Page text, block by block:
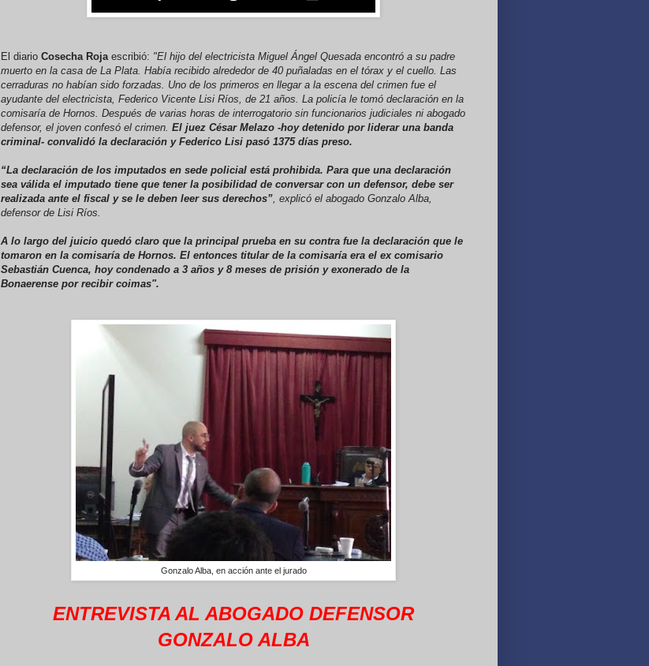
El diario Cosecha Roja escribió: "El hijo del electricista Miguel Ángel Quesada encontró a su padre
muerto en la casa de La Plata. Había recibido alrededor de 40 puñaladas en el tórax y el cuello. Las
cerraduras no habían sido forzadas. Uno de los primeros en llegar a la escena del crimen fue el
ayudante del electricista, Federico Vicente Lisi Ríos, de 21 años. La policía le tomó declaración en la
comisaría de Hornos. Después de varias horas de interrogatorio sin funcionarios judiciales ni abogado
defensor, el joven confesó el crimen. El juez César Melazo -hoy detenido por liderar una banda
criminal- convalidó la declaración y Federico Lisi pasó 1375 días preso.
“La declaración de los imputados en sede policial está prohibida. Para que una declaración
sea válida el imputado tiene que tener la posibilidad de conversar con un defensor, debe ser
realizada ante el fiscal y se le deben leer sus derechos” , explicó el abogado Gonzalo Alba,
defensor de Lisi Ríos.
A lo largo del juicio quedó claro que la principal prueba en su contra fue la declaración que le
tomaron en la comisaría de Hornos. El entonces titular de la comisaría era el ex comisario
Sebastián Cuenca, hoy condenado a 3 años y 8 meses de prisión y exonerado de la
Bonaerense por recibir coimas".
Gonzalo Alba, en acción ante el jurado
ENTREVISTA AL ABOGADO DEFENSOR
GONZALO ALBA